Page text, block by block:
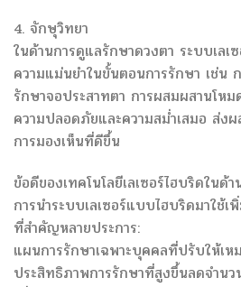
4. จักษุวิทยา
ในด้านการดูแลรักษาดวงตา ระบบเลเ
ความแม่นยำในขั้นตอนการรักษา เช่น
รักษาจอประสาทตา การผสมผสานโหม
ความปลอดภัยและความสม่ำเสมอ ส่ง
การมองเห็นที่ดีขึ้น
ข้อดีของเทคโนโลยีเลเซอร์ไฮบริดในด้
การนำระบบเลเซอร์แบบไฮบริดมาใช้
ที่สำคัญหลายประการ:
แผนการรักษาเฉพาะบุคคลที่ปรับให้เห
ประสิทธิภาพการรักษาที่สูงขึ้นลดจำนว